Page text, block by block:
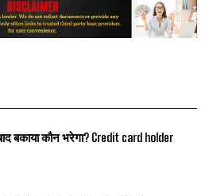
बकाया कौन भरेगा? Credit card holder